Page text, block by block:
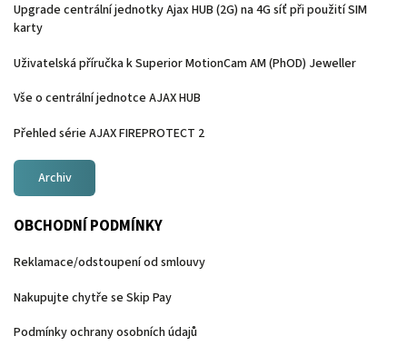
Upgrade centrální jednotky Ajax HUB (2G) na 4G síť při použití SIM
karty
Uživatelská příručka k Superior MotionCam AM (PhOD) Jeweller
Vše o centrální jednotce AJAX HUB
Přehled série AJAX FIREPROTECT 2
Archiv
OBCHODNÍ PODMÍNKY
Reklamace/odstoupení od smlouvy
Nakupujte chytře se Skip Pay
Podmínky ochrany osobních údajů